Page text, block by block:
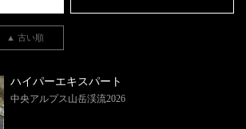
▲ 古い順
ハイパーエキスパート
中央アルプス山岳渓流2026